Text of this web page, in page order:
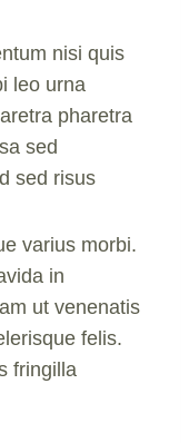
nisi quis
leo urna
pharetra
sed
sed risus
varius morbi.
in
ut venenatis
felis.
fringilla